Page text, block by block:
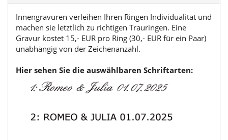
Innengravuren verleihen Ihren Ringen Individualität und
machen sie letztlich zu richtigen Trauringen. Eine
Gravur kostet 15,- EUR pro Ring (30,- EUR für ein Paar)
unabhängig von der Zeichenanzahl.
Hier sehen Sie die auswählbaren Schriftarten: